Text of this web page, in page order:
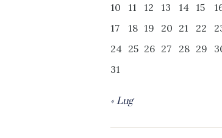
10
11 12 13 14 15
17
18 19 20 21 22
24 25 26 27 28 29
31
« Lug